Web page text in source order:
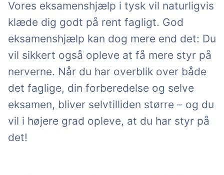
Vores eksamenshjælp i tysk vil naturligvis
klæde dig godt på rent fagligt. God
eksamenshjælp kan dog mere end det: Du
vil sikkert også opleve at få mere styr på
nerverne. Når du har overblik over både
det faglige, din forberedelse og selve
eksamen, bliver selvtilliden større – og du
vil i højere grad opleve, at du har styr på
det!